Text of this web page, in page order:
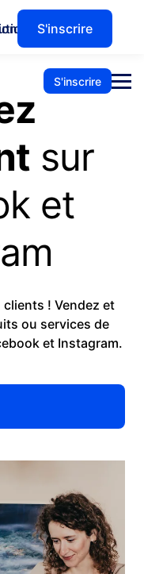
S'inscrire
S'inscrire
sur
et
! Vendez et
ou services de
et Instagram.